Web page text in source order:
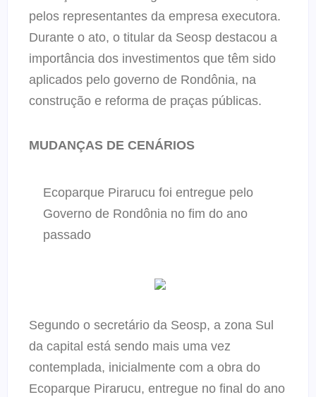
pelos representantes da empresa executora.
Durante o ato, o titular da Seosp destacou a
importância dos investimentos que têm sido
aplicados pelo governo de Rondônia, na
construção e reforma de praças públicas.
MUDANÇAS DE CENÁRIOS
Ecoparque Pirarucu foi entregue pelo
Governo de Rondônia no fim do ano
passado
Segundo o secretário da Seosp, a zona Sul
da capital está sendo mais uma vez
contemplada, inicialmente com a obra do
Ecoparque Pirarucu, entregue no final do ano